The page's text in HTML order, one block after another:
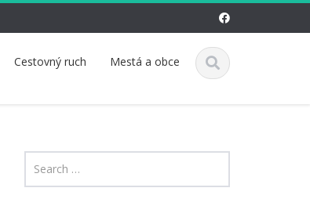
Cestovný ruch Mestá a obce